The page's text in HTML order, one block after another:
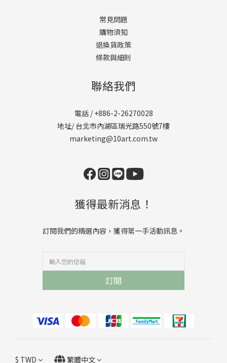
常見問題
購物須知
退換貨政策
條款與細則
聯絡我們
電話 / +886-2-26270028
地址/ 台北市內湖區瑞光路550號7樓
marketing@10art.com.tw
獲得最新消息！
訂閱我們的精選內容，獲得第一手活動訊息。
訂閱
$ TWD 繁體中文